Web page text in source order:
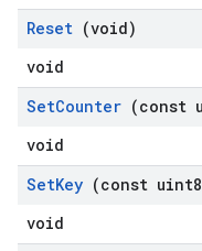
Reset (void)
void
SetCounter (const
void
SetKey (const uint8
void